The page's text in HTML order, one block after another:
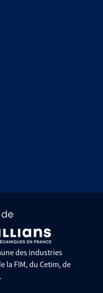
des industries
la FIM, du Cetim, de